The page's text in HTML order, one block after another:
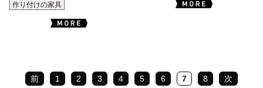
作り付けの家具
前 1 2 3 4 5 6 7 8 次